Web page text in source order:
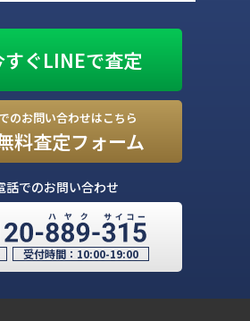
すぐLINEで査定
のお問い合わせはこちら
料査定フォーム
話でのお問い合わせ
受付時間： 10:00-19:00